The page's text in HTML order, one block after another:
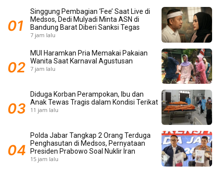
Singgung Pembagian ‘Fee’ Saat Live di
Medsos, Dedi Mulyadi Minta ASN di
Bandung Barat Diberi Sanksi Tegas
7 jam lalu
MUI Haramkan Pria Memakai Pakaian
Wanita Saat Karnaval Agustusan
7 jam lalu
Diduga Korban Perampokan, Ibu dan
Anak Tewas Tragis dalam Kondisi Terikat
11 jam lalu
Polda Jabar Tangkap 2 Orang Terduga
Penghasutan di Medsos, Pernyataan
Presiden Prabowo Soal Nuklir Iran
15 jam lalu